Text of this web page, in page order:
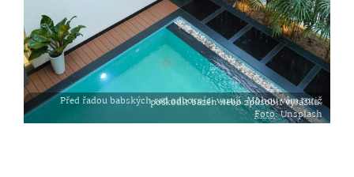
Před řadou babských rad odborníci varují. Mohou vám totiž poškodit bazén nebo způsobit vyrážku.
Foto: Unsplash